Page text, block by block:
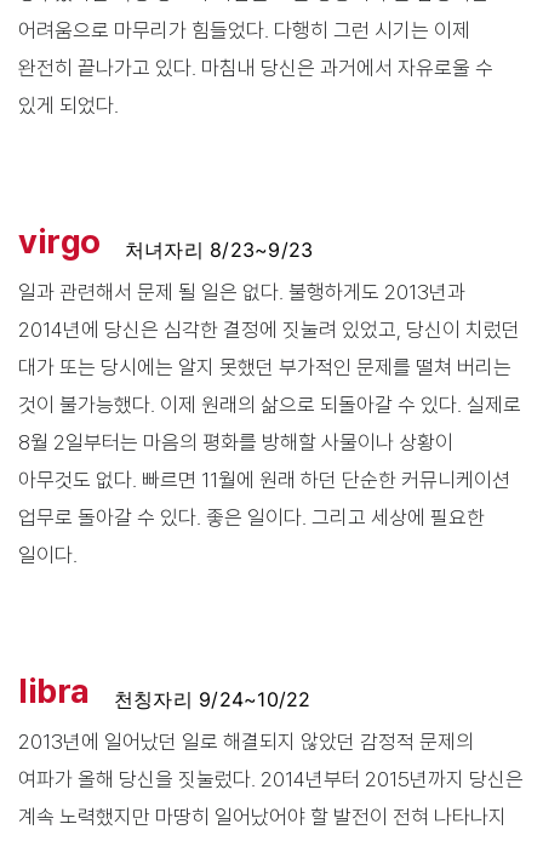
어려움으로 마무리가 힘들었다. 다행히 그런 시기는 이제
완전히 끝나가고 있다. 마침내 당신은 과거에서 자유로울 수
있게 되었다.
virgo
처녀자리 8/23~9/23
일과 관련해서 문제 될 일은 없다. 불행하게도 2013년과
2014년에 당신은 심각한 결정에 짓눌려 있었고, 당신이 치렀던
대가 또는 당시에는 알지 못했던 부가적인 문제를 떨쳐 버리는
것이 불가능했다. 이제 원래의 삶으로 되돌아갈 수 있다. 실제로
8월 2일부터는 마음의 평화를 방해할 사물이나 상황이
아무것도 없다. 빠르면 11월에 원래 하던 단순한 커뮤니케이션
업무로 돌아갈 수 있다. 좋은 일이다. 그리고 세상에 필요한
일이다.
libra
천칭자리 9/24~10/22
2013년에 일어났던 일로 해결되지 않았던 감정적 문제의
여파가 올해 당신을 짓눌렀다. 2014년부터 2015년까지 당신은
계속 노력했지만 마땅히 일어났어야 할 발전이 전혀 나타나지